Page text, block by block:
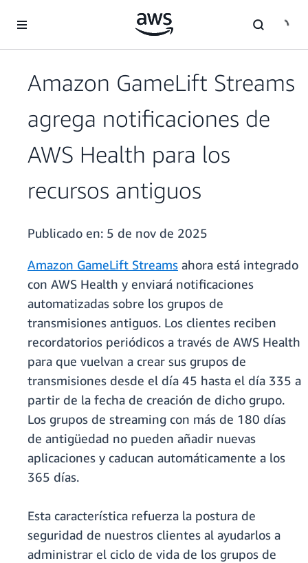
Amazon GameLift Streams
agrega notificaciones de
AWS Health para los
recursos antiguos
Publicado en: 5 de nov de 2025
Amazon GameLift Streams ahora está integrado
con AWS Health y enviará notificaciones
automatizadas sobre los grupos de
transmisiones antiguos. Los clientes reciben
recordatorios periódicos a través de AWS Health
para que vuelvan a crear sus grupos de
transmisiones desde el día 45 hasta el día 335 a
partir de la fecha de creación de dicho grupo.
Los grupos de streaming con más de 180 días
de antigüedad no pueden añadir nuevas
aplicaciones y caducan automáticamente a los
365 días.
Esta característica refuerza la postura de
seguridad de nuestros clientes al ayudarlos a
administrar el ciclo de vida de los grupos de